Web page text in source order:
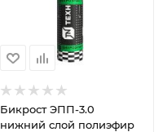
Бикрост ЭПП-3.0
нижний слой полиэфир